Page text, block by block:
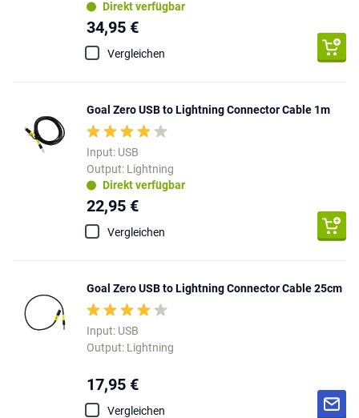
Direkt verfügbar
34,95 €
Vergleichen
Goal Zero USB to Lightning Connector Cable 1m
Input: USB
Output: Lightning
Direkt verfügbar
22,95 €
Vergleichen
Goal Zero USB to Lightning Connector Cable 25cm
Input: USB
Output: Lightning
17,95 €
Vergleichen